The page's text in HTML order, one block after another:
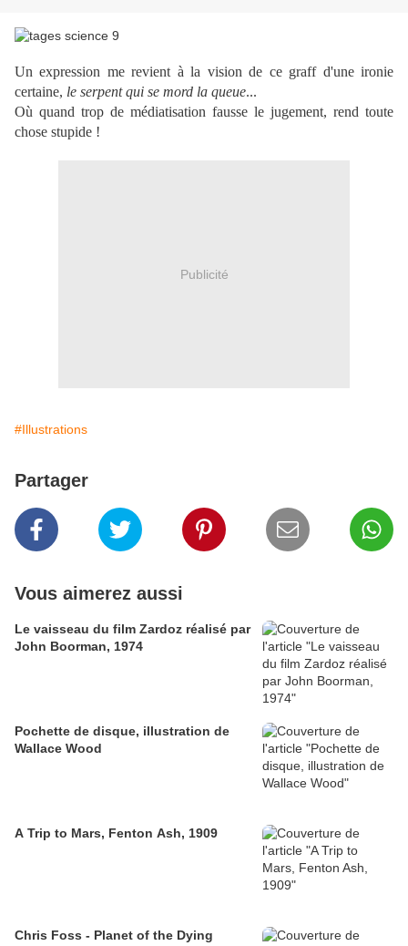
Un expression me revient à la vision de ce graff d'une ironie
certaine, le serpent qui se mord la queue...
Où quand trop de médiatisation fausse le jugement, rend toute
chose stupide !
Publicité
#Illustrations
Partager
Vous aimerez aussi
Le vaisseau du film Zardoz réalisé par
John Boorman, 1974
Pochette de disque, illustration de
Wallace Wood
A Trip to Mars, Fenton Ash, 1909
Chris Foss - Planet of the Dying